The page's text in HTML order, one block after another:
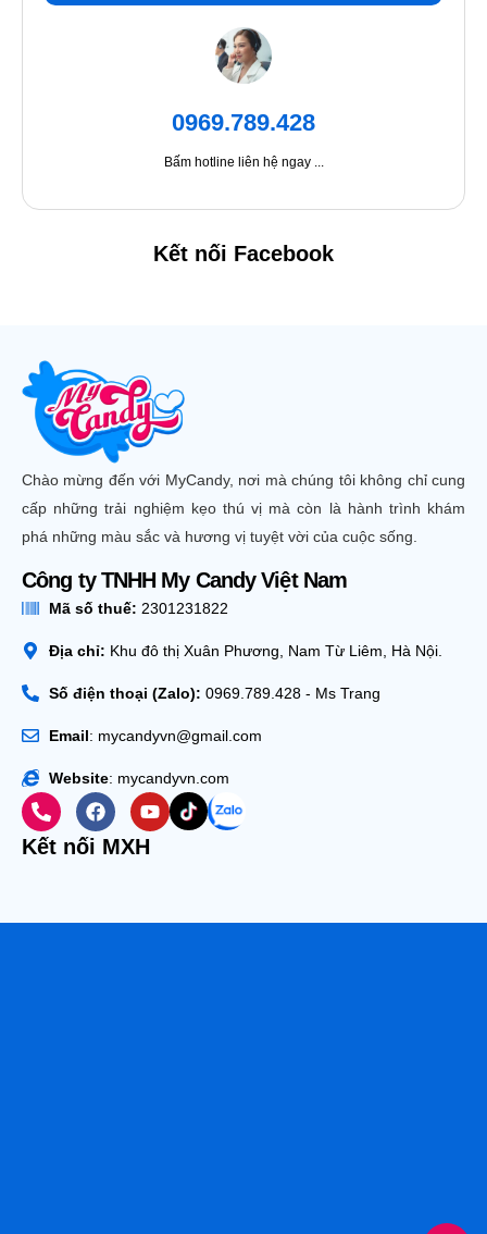
0969.789.428
Bấm hotline liên hệ ngay ...
Kết nối Facebook
Chào mừng đến với MyCandy, nơi mà chúng tôi không chỉ cung
cấp những trải nghiệm kẹo thú vị mà còn là hành trình khám
phá những màu sắc và hương vị tuyệt vời của cuộc sống.
Công ty TNHH My Candy Việt Nam
Mã số thuế: 2301231822
Địa chỉ: Khu đô thị Xuân Phương, Nam Từ Liêm, Hà Nội.
Số điện thoại (Zalo): 0969.789.428 - Ms Trang
Email: mycandyvn@gmail.com
Website: mycandyvn.com
Kết nối MXH